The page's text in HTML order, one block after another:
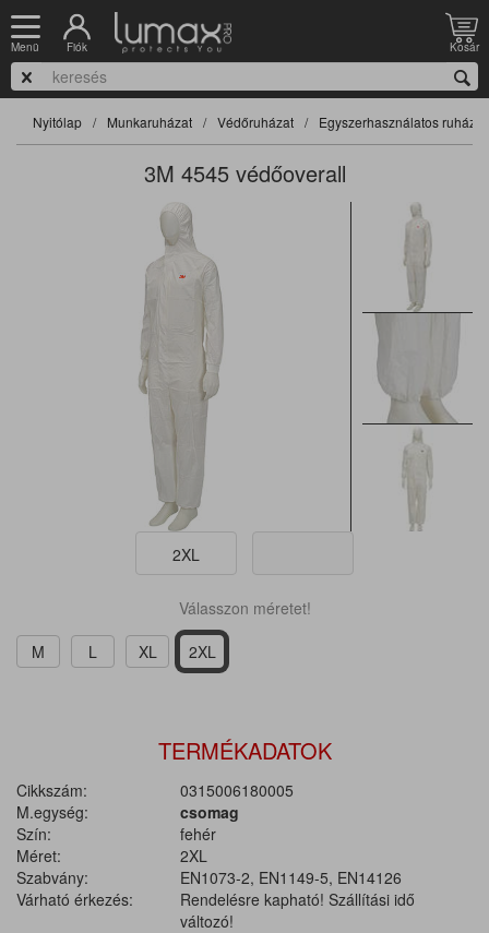
Menü Fiók Kosár
Nyitólap Munkaruházat Védőruházat Egyszerhasználatos ruházat
3M 4545 védőoverall
2XL
Válasszon méretet!
M
L XL 2XL
TERMÉKADATOK
Cikkszám:
0315006180005
M.egység:
csomag
Szín:
fehér
Méret:
2XL
Szabvány:
EN1073-2, EN1149-5, EN14126
Várható érkezés:
Rendelésre kapható! Szállítási idő
változó!